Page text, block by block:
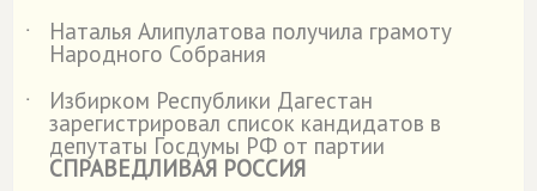
˙
Наталья Алипулатова получила грамоту
Народного Собрания
˙
Избирком Республики Дагестан
зарегистрировал список кандидатов в
депутаты Госдумы РФ от партии
СПРАВЕДЛИВАЯ РОССИЯ